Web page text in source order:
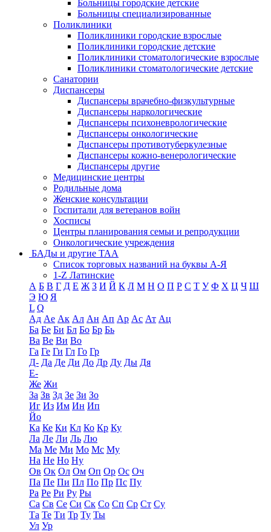
Больницы городские детские
Больницы специализированные
Поликлиники
Поликлиники городские взрослые
Поликлиники городские детские
Поликлиники стоматологические взрослые
Поликлиники стоматологические детские
Санатории
Диспансеры
Диспансеры врачебно-физкультурные
Диспансеры наркологические
Диспансеры психоневрологические
Диспансеры онкологические
Диспансеры противотуберкулезные
Диспансеры кожно-венерологические
Диспансеры другие
Медицинские центры
Родильные дома
Женские консультации
Госпитали для ветеранов войн
Хосписы
Центры планирования семьи и репродукции
Онкологические учреждения
БАДы и другие ТАА
Список торговых названий на буквы А-Я
1-Z Латинские
А Б В Г Д Е Ж З И Й К Л М Н О П Р С Т У Ф Х Ц Ч Ш
Э Ю Я
L Q
Ад Ае Ак Ал Ан Ап Ар Ас Ат Ац
Ба Бе Би Бл Бо Бр Бь
Ва Ве Ви Во
Га Ге Ги Гл Го Гр
Д- Да Де Ди До Др Ду Ды Дя
Е-
Же Жи
За Зв Зд Зе Зи Зо
Иг Из Им Ин Ип
Йо
Ка Ке Ки Кл Ко Кр Ку
Ла Ле Ли Ль Лю
Ма Ме Ми Мо Мс Му
На Не Но Ну
Ов Ок Ол Ом Оп Ор Ос Оч
Па Пе Пи Пл По Пр Пс Пу
Ра Ре Ри Ру Ры
Са Св Се Си Ск Со Сп Ср Ст Су
Та Те Ти Тр Ту Ты
Ул Ур